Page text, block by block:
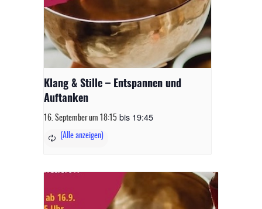
Klang & Stille – Entspannen und
Auftanken
16. September um 18:15 bis 19:45